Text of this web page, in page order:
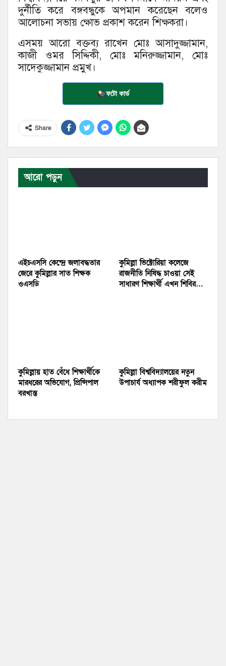
দুর্নীতি করে বঙ্গবন্ধুকে অপমান করেছেন বলেও
আলোচনা সভায় ক্ষোভ প্রকাশ করেন শিক্ষকরা।
এসময় আরো বক্তব্য রাখেন মোঃ আসাদুজ্জামান,
কাজী ওমর সিদ্দিকী, মোঃ মনিরুজ্জামান, মোঃ
সাদেকুজ্জামান প্রমুখ।
ফটো কার্ড
Share
আরো পড়ুন
এইচএসসি কেন্দ্রে জলাবদ্ধতার
জেরে কুমিল্লার সাত শিক্ষক
ওএসডি
কুমিল্লা ভিক্টোরিয়া কলেজে
রাজনীতি নিষিদ্ধ চাওয়া সেই
সাধারণ শিক্ষার্থী এখন শিবির…
কুমিল্লায় হাত বেঁধে শিক্ষার্থীকে
মারধরের অভিযোগ, প্রিন্সিপাল
বরখাস্ত
কুমিল্লা বিশ্ববিদ্যালয়ের নতুন
উপাচার্য অধ্যাপক শরীফুল করীম